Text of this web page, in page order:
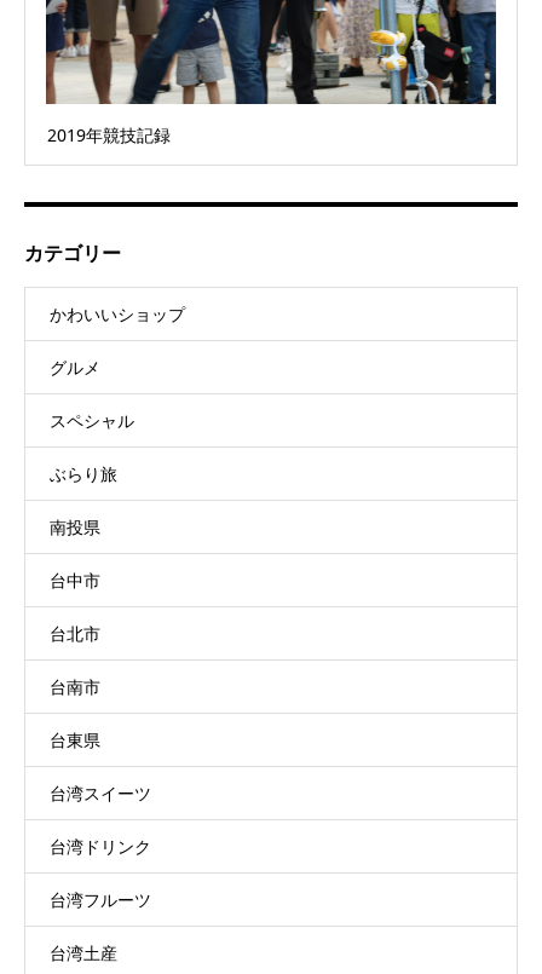
2019年競技記録
カテゴリー
かわいいショップ
グルメ
スペシャル
ぶらり旅
南投県
台中市
台北市
台南市
台東県
台湾スイーツ
台湾ドリンク
台湾フルーツ
台湾土産